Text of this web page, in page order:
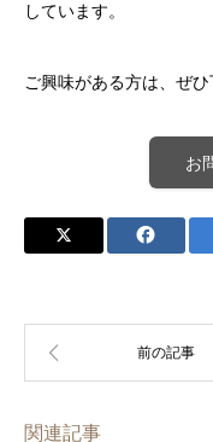
しています。
ご興味がある方は、ぜ
お
関連記事